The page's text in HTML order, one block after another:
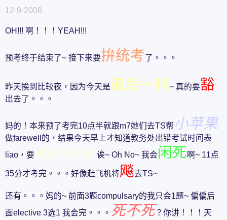
12-9-2008
OH!!! 啊！！！YEAH!!!
预考终于结束了~ 接下来要拚统考了。。。
昨天挨到比较夜，因为今天是最后一科~ 真的要豁
出去了。。。
妈的！本来预了考完10点半就跟m7她们去TS帮 小苹果
做farewell的，结果今天早上才知道教务处出错考试时间表
liao，要考3个小时半 诶~ Oh No~ 我会闲死啊~ 11点
35分才考完。。。好像赶飞机将飚去TS~
还有。。。妈的~ 前面3题compulsary的我只会1题~ 偏偏后
面elective 3选1 我会完。。。 死不死 ？你讲！！！天